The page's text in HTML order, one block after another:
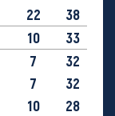
22
38
10
33
7
32
7
32
10
28